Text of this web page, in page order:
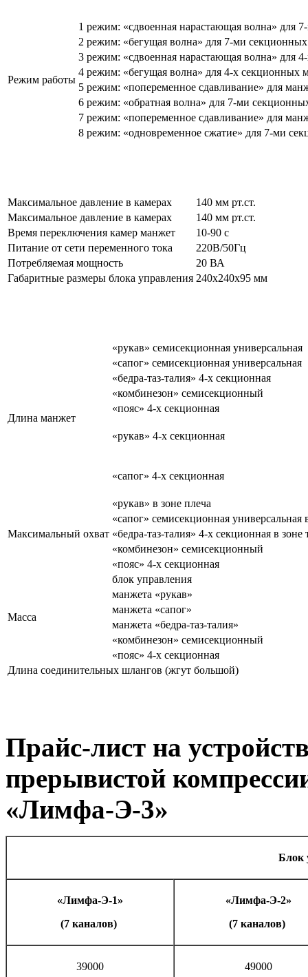
Режим работы
1 режим: «сдвоенная нарастающая волна» для
2 режим: «бегущая волна» для 7-ми
3 режим: «сдвоенная нарастающая волна» для
4 режим: «бегущая волна» для 4-х секционных
5 режим: «попеременное сдавливание» для
6 режим: «обратная волна» для 7-ми
7 режим: «попеременное сдавливание» для
8 режим: «одновременное сжатие» для 7-ми
Максимальное давление в камерах
140 мм рт.ст.
Максимальное давление в камерах
140 мм рт.ст.
Время переключения камер манжет
10-90 с
Питание от сети переменного тока
220В/50Гц
Потребляемая мощность
20 ВА
Габаритные размеры блока управления 240х240х95 мм
Длина манжет
«рукав» семисекционная универсальная
«сапог» семисекционная универсальная
«бедра-таз-талия» 4-х секционная
«комбинезон» семисекционный
«пояс» 4-х секционная
«рукав» 4-х секционная
«сапог» 4-х секционная
Максимальный охват
«рукав» в зоне плеча
«сапог» семисекционная универсальная
«бедра-таз-талия» 4-х секционная в зоне
«комбинезон» семисекционный
«пояс» 4-х секционная
Масса
блок управления
манжета «рукав»
манжета «сапог»
манжета «бедра-таз-талия»
«комбинезон» семисекционный
«пояс» 4-х секционная
Длина соединительных шлангов (жгут большой)
Прайс-лист на
прерывистой
«Лимфа-Э-3»
Блок
«Лимфа-Э-1»
(7 каналов)
«Лимфа-Э-2»
(7 каналов)
39000 49000